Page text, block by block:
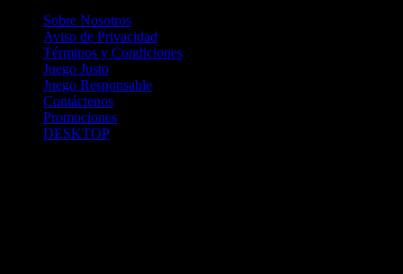
Sobre Nosotros
Aviso de Privacidad
Términos y Condiciones
Juego Justo
Juego Responsable
Contáctenos
Promociones
DESKTOP